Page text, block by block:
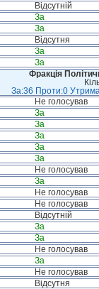
Відсутній
За
За
Відсутня
За
За
Фракція
За:36 Проти:0
Не голосував
За
За
За
За
За
Не голосував
За
Не голосував
Не голосував
Відсутній
За
За
Не голосував
За
Не голосував
Відсутня